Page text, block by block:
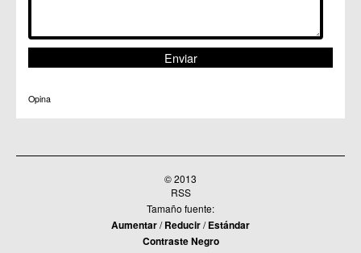
Opina
© 2013
RSS
Tamaño fuente:
Aumentar/Reducir/Estándar
Contraste Negro